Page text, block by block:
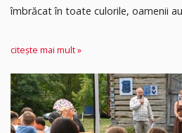
îmbrăcat în toate culorile, oamenii
citește mai mult »